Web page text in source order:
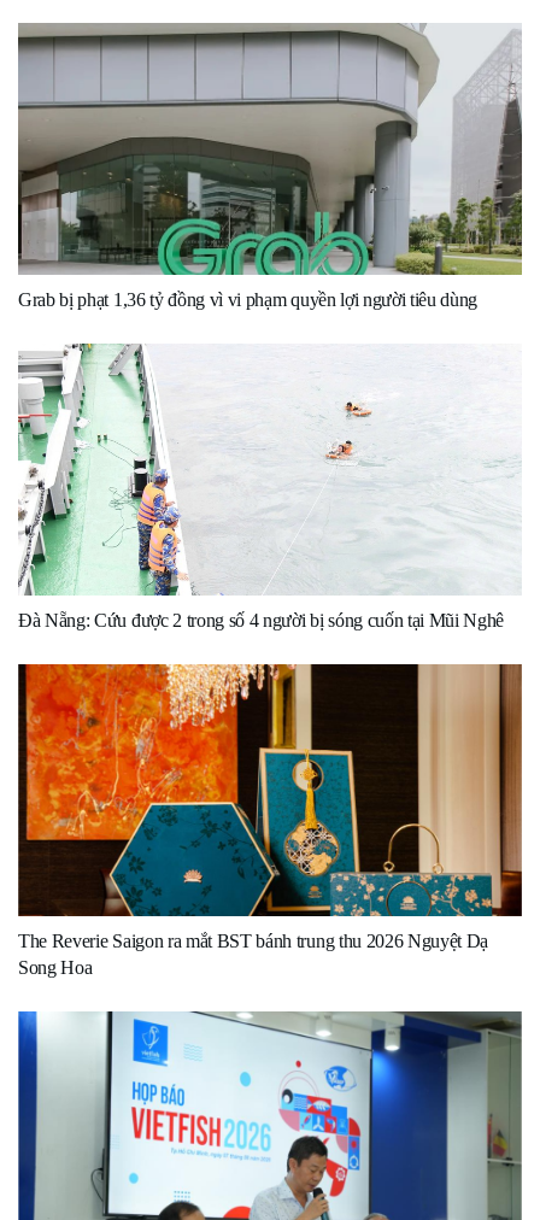
Grab bị phạt 1,36 tỷ đồng vì vi phạm quyền lợi người tiêu dùng
Đà Nẵng: Cứu được 2 trong số 4 người bị sóng cuốn tại Mũi Nghê
The Reverie Saigon ra mắt BST bánh trung thu 2026 Nguyệt Dạ
Song Hoa